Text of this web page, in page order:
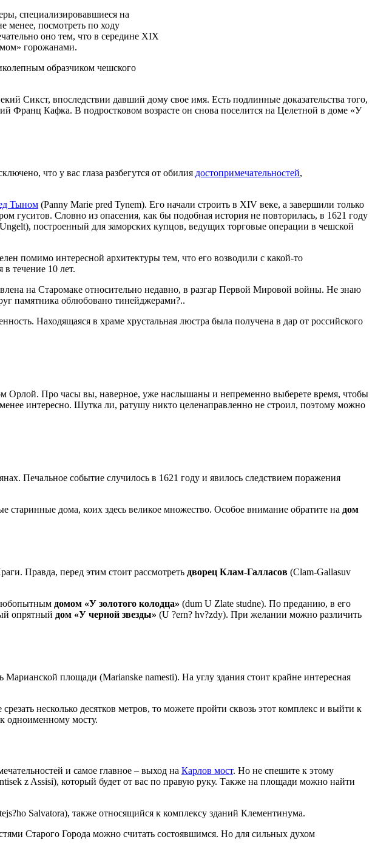
специализировавшиеся на
менее, посмотреть по ходу
оно тем, что в середине XIX
горожанами.
образчиком чешского
Сикст, впоследствии давший дому свое имя. Есть подлинные доказательства того,
Франц Кафка. В подростковом возрасте он снова поселится на Целетной в доме «У
что у вас глаза разбегутся от обилия достопримечательностей,
Тыном (Panny Marie pred Tynem). Его начали строить в XIV веке, а завершили только
гуситов. Словно из опасения, как бы подобная история не повторилась, в 1621 году
построенный для заморских купцов, ведущих торговые операции в чешской
помимо интересной архитектуры тем, что его возводили с какой-то
в течение 10 лет.
на Старомаке относительно недавно, в разгар Первой Мировой войны. Не знаю
памятника облюбовано тинейджерами?..
Находящаяся в храме хрустальная люстра была получена в дар от российского
Орлой. Про часы вы, наверное, уже наслышаны и непременно выберете время, чтобы
интересно. Шутка ли, ратушу никто целенаправленно не строил, поэтому можно
Печальное событие случилось в 1621 году и явилось следствием поражения
дома, коих здесь великое множество. Особое внимание обратите на дом
Правда, перед этим стоит рассмотреть дворец Клам-Галласов (Clam-Gallasuv
домом «У золотого колодца» (dum U Zlate studne). По преданию, в его
опрятный дом «У черной звезды» (U ?ern? hv?zdy). При желании можно различить
площади (Marianske namesti). На углу здания стоит крайне интересная
срезать несколько десятков метров, то можете пройти сквозь этот комплекс и выйти к
одноименному мосту.
и самое главное – выход на Карлов мост. Но не спешите к этому
z Assisi), который будет от вас по правую руку. Также на площади можно найти
Salvatora), также относящийся к комплексу зданий Клементинума.
Старого Города можно считать состоявшимся. Но для сильных духом